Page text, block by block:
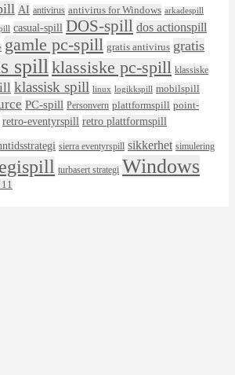
AI antivirus antivirus for Windows arkadespill
casual-spill DOS-spill dos actionspill
gamle pc-spill gratis antivirus gratis
spillklassiske pc-spill klassiske
klassisk spill linux logikkspill mobilspill
PC-spill Personvern plattformspill point-
retro-eventyrspill retro plattformspill
sierra eventyrspill sikkerhet simulering
turbasert strategi Windows